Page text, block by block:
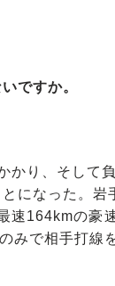
ですか。
り、そして
になった。岩
速164kmの豪
みで相手打線